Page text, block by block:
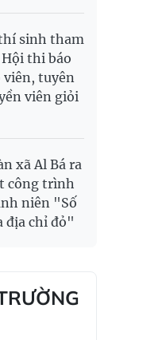
sinh tham
Hội thi báo
viên, tuyên
viên giỏi
xã Al Bá ra
công trình
niên "Số
địa chỉ đỏ"